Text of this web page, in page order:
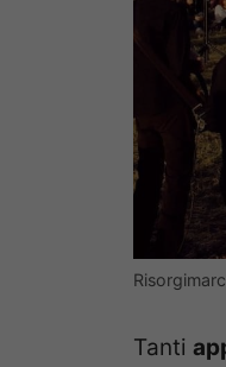
Tanti